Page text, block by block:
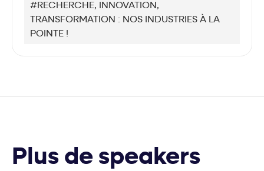
#RECHERCHE, INNOVATION,
TRANSFORMATION : NOS INDUSTRIES À LA
POINTE !
Plus de speakers